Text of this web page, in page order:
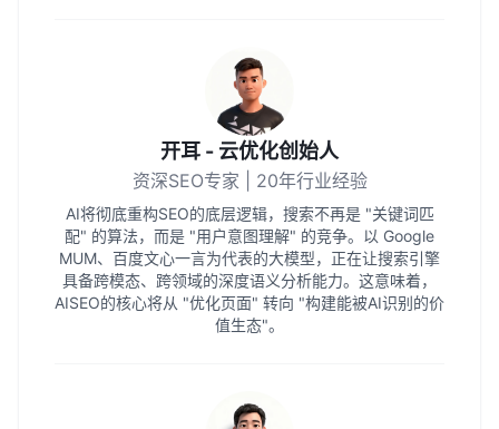
开耳 - 云优化创始人
资深SEO专家 | 20年行业经验
AI将彻底重构SEO的底层逻辑，搜索不再是 "关键词匹
配" 的算法，而是 "用户意图理解" 的竞争。以 Google
MUM、百度文心一言为代表的大模型，正在让搜索引擎
具备跨模态、跨领域的深度语义分析能力。这意味着，
AISEO的核心将从 "优化页面" 转向 "构建能被AI识别的价
值生态"。